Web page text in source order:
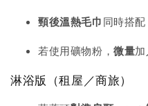
頸後溫熱毛巾 同時搭配
若使用礦物粉，微量加
淋浴版（租屋／商旅）